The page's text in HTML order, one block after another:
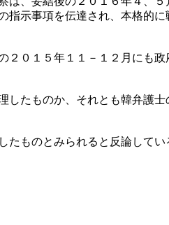
示事項を伝達され、本格的
０１５年１１－１２月にも
たものか、それとも韓弁護
ものとみられると反論してい